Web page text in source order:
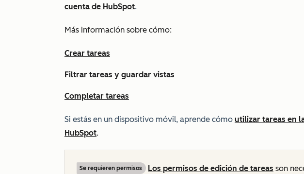
cuenta de HubSpot.
Más información sobre cómo:
Crear tareas
Filtrar tareas y guardar vistas
Completar tareas
Si estás en un dispositivo móvil, aprende cómo utilizar tareas en
HubSpot.
Se requieren permisos Los permisos de edición de tareas son